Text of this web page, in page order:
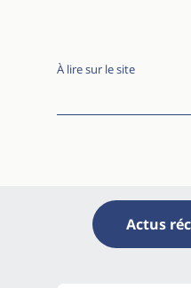
À lire sur le site
Actus